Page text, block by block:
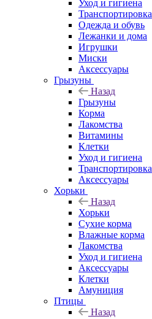
Уход и гигиена
Транспортировка
Одежда и обувь
Лежанки и дома
Игрушки
Миски
Аксессуары
Грызуны
Назад
Грызуны
Корма
Лакомства
Витамины
Клетки
Уход и гигиена
Транспортировка
Аксессуары
Хорьки
Назад
Хорьки
Сухие корма
Влажные корма
Лакомства
Уход и гигиена
Аксессуары
Клетки
Амуниция
Птицы
Назад